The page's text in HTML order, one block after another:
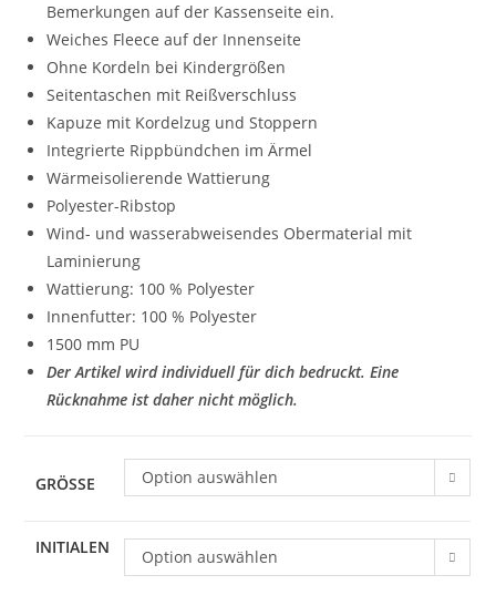
Bemerkungen auf der Kassenseite ein.
Weiches Fleece auf der Innenseite
Ohne Kordeln bei Kindergrößen
Seitentaschen mit Reißverschluss
Kapuze mit Kordelzug und Stoppern
Integrierte Rippbündchen im Ärmel
Wärmeisolierende Wattierung
Polyester-Ribstop
Wind- und wasserabweisendes Obermaterial mit
Laminierung
Wattierung: 100 % Polyester
Innenfutter: 100 % Polyester
1500 mm PU
Der Artikel wird individuell für dich bedruckt. Eine
Rücknahme ist daher nicht möglich.
GRÖSSE Option auswählen
INITIALEN Option auswählen